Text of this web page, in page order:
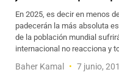
En 2025, es decir en menos
padecerán la más absoluta
de la población mundial
internacional no reacciona y
Baher Kamal 7 junio,